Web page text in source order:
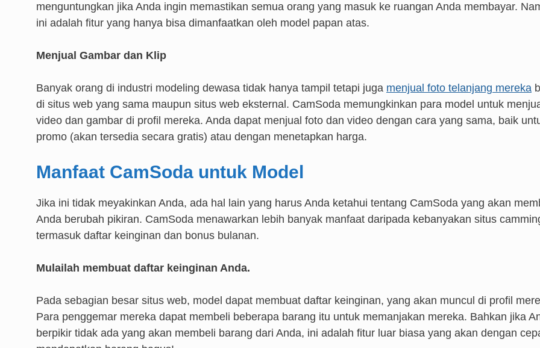
menguntungkan jika Anda ingin memastikan semua orang yang masuk ke ruangan Anda membayar.
ini adalah fitur yang hanya bisa dimanfaatkan oleh model papan atas.
Menjual Gambar dan Klip
Banyak orang di industri modeling dewasa tidak hanya tampil tetapi juga menjual foto telanjang mereka
di situs web yang sama maupun situs web eksternal. CamSoda memungkinkan para model untuk
video dan gambar di profil mereka. Anda dapat menjual foto dan video dengan cara yang sama, baik
promo (akan tersedia secara gratis) atau dengan menetapkan harga.
Manfaat CamSoda untuk Model
Jika ini tidak meyakinkan Anda, ada hal lain yang harus Anda ketahui tentang CamSoda yang akan
Anda berubah pikiran. CamSoda menawarkan lebih banyak manfaat daripada kebanyakan situs
termasuk daftar keinginan dan bonus bulanan.
Mulailah membuat daftar keinginan Anda.
Pada sebagian besar situs web, model dapat membuat daftar keinginan, yang akan muncul di profil
Para penggemar mereka dapat membeli beberapa barang itu untuk memanjakan mereka. Bahkan jika
berpikir tidak ada yang akan membeli barang dari Anda, ini adalah fitur luar biasa yang akan dengan